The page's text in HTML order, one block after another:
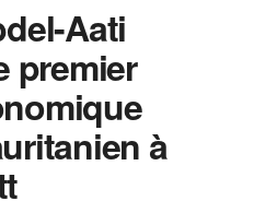
Aati
premier
à